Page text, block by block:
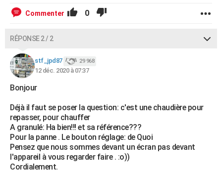
S'inscrire
Se connecter
Lycées
Collèges
Primaires
Universités
Entreprises
Service militaire
Avis de recherche
AVIS DE DÉCÈS
FORUM
Bricolage
Lifestyle
Culture
Sport
Auto
Television
Voyage
Cinema
Commenter 0
RÉPONSE 2 / 2
stf_jpd87 29 968
12 déc. 2020 à 07:37
Bonjour
Déjà il faut se poser la question: c'est une chaudière pour
repasser, pour chauffer
A granulé: Ha bien!!! et sa référence???
Pour la panne . Le bouton réglage: de Quoi
Pensez que nous sommes devant un écran pas devant
l'appareil à vous regarder faire . :o))
Cordialement.